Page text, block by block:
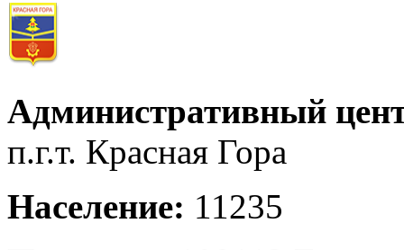
Административный
п.г.т. Красная Гора
Население: 11235